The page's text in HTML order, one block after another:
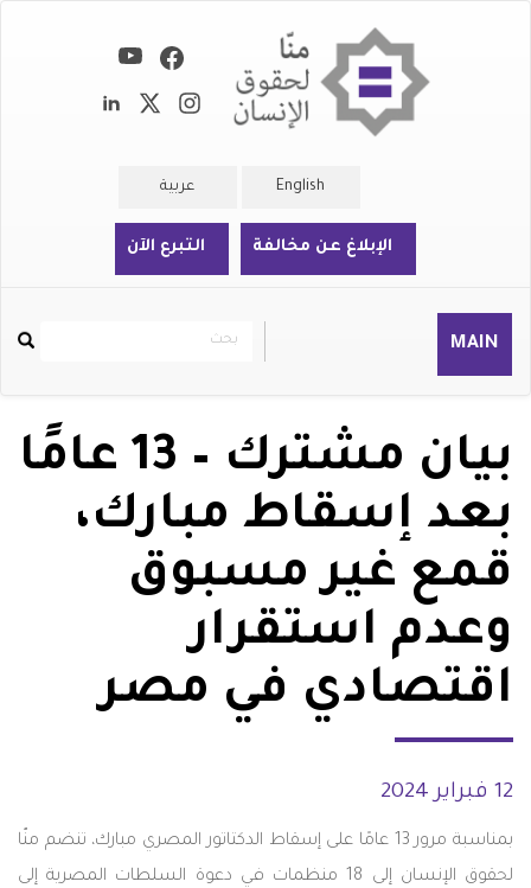
English عربية
الإبلاغ عن مخالفة التبرع الآن
MAIN
Rechercher
بحث
بيان مشترك – 13 عامًا
بعد إسقاط مبارك،
قمع غير مسبوق
وعدم استقرار
اقتصادي في مصر
12 فبراير 2024
بمناسبة مرور 13 عامًا على إسقاط الدكتاتور المصري مبارك، تنضم منّا
لحقوق الإنسان إلى 18 منظمات في دعوة السلطات المصرية إلى